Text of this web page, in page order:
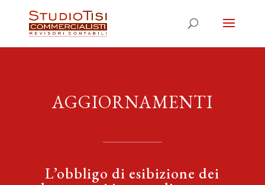
AGGIORNAMENTI
L’obbligo di esibizione dei